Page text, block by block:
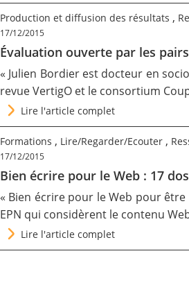
Production et diffusion des résultats ,
17/12/2015
Évaluation ouverte par les
« Julien Bordier est docteur en
revueVertigO et le consortium
Lire l'article complet
Formations , Lire/Regarder/Ecouter ,
17/12/2015
Bien écrire pour le Web : 17
« Bien écrire pour le Web pour être
EPN qui considèrent le contenu
Lire l'article complet